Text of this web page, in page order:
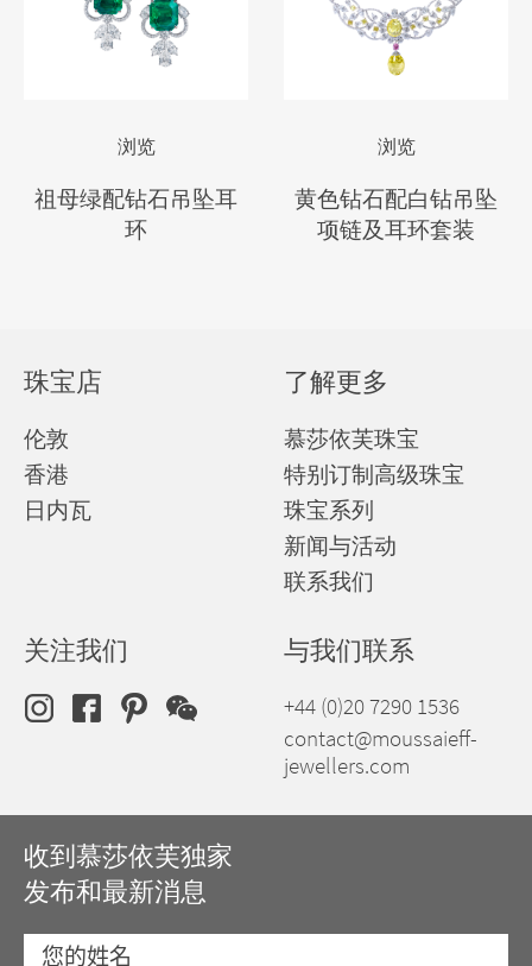
浏览
祖母绿配钻石吊坠耳
环
浏览
黄色钻石配白钻吊坠
项链及耳环套装
珠宝店
伦敦
香港
日内瓦
了解更多
慕莎依芙珠宝
特别订制高级珠宝
珠宝系列
新闻与活动
联系我们
关注我们 与我们联系
+44 (0)20 7290 1536
contact@moussaieff-
jewellers.com
收到慕莎依芙独家
发布和最新消息